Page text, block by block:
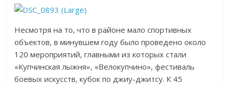
Несмотря на то, что в районе мало спортивных
объектов, в минувшем году было проведено около
120 мероприятий, главными из которых стали
«Купчинская лыжня», «Велокупчино», фестиваль
боевых искусств, кубок по джиу-джитсу. К 45